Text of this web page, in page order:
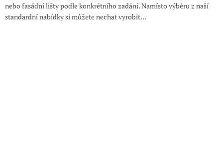
nebo fasádní lišty podle konkrétního zadání. Namísto výběru z naší
standardní nabídky si můžete nechat vyrobit...